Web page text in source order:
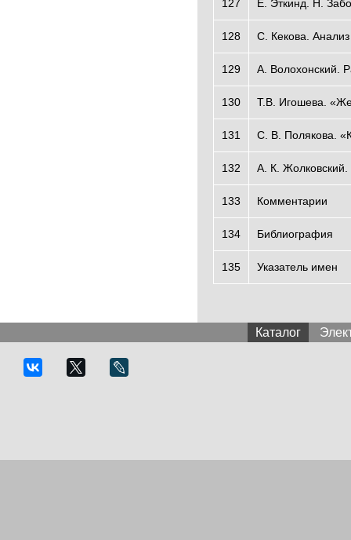
127 Е. Эткинд. Н.
128 С. Кекова.
129 А. Волохонский.
130 Т.В. Игошева.
131 С. В. Полякова.
132 А. К. Жолковский.
133 Комментарии
134 Библиография
135 Указатель имен
Каталог